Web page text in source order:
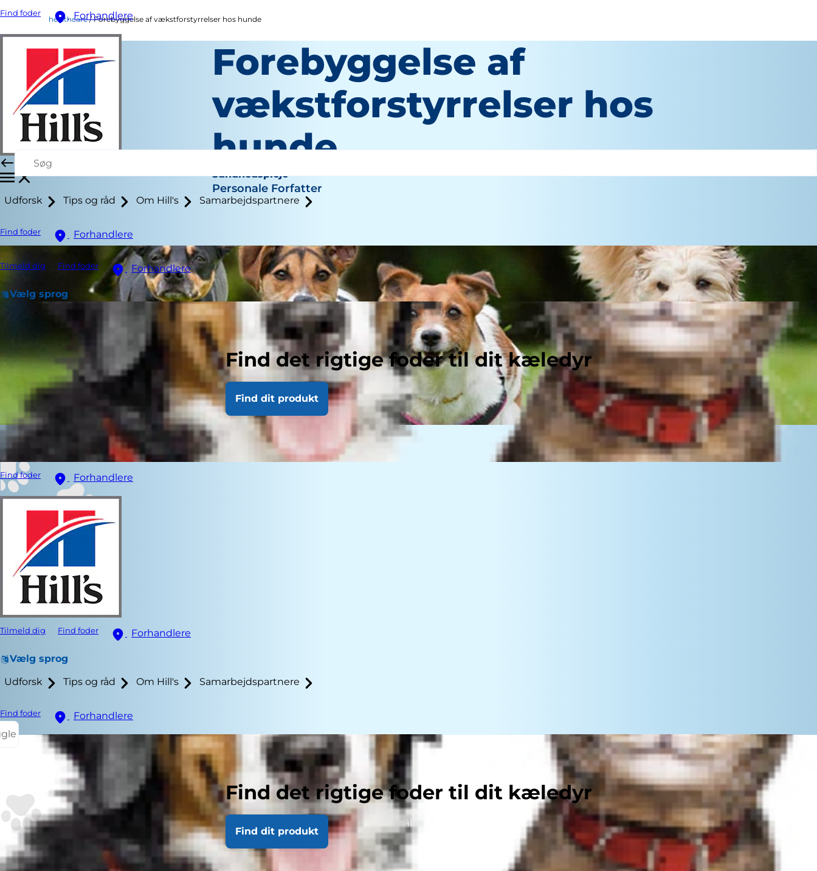
Find foder Forhandlere
Udforsk Tips og råd Om Hill's Samarbejdspartnere
Find foder Forhandlere
Tilmeld dig Find foder Forhandlere
Vælg sprog
Find det rigtige foder til dit kæledyr
Find dit produkt
Find foder Forhandlere
Tilmeld dig Find foder Forhandlere
Vælg sprog
Udforsk Tips og råd Om Hill's Samarbejdspartnere
Find foder
Forhandlere
Find det rigtige foder til dit kæledyr
Find dit produkt
healthcare Forebyggelse af vækstforstyrrelser hos hunde
Forebyggelse af
vækstforstyrrelser hos
hunde
Sundhedspleje
Personale Forfatter
Relateret billedindhold
Normal skulder
Osteochondritis Dissecans (Ledmus)
Normal albue
Ununited Anconeal Process